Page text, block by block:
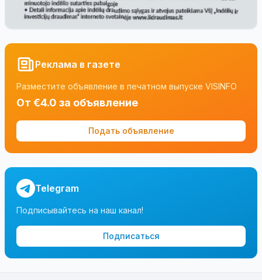
Реклама в газете
Разместите объявление в печатном выпуске VISINFO
От €4.0 за объявление
Подать объявление
Telegram
Подписывайтесь на наш канал!
Подписаться